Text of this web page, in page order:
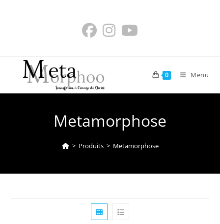
0 Menu
Metamorphose
> Produits > Metamorphose